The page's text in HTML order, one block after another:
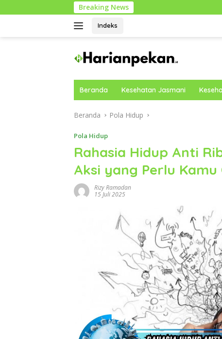
ke
Breaking News Alasan
Indeks
Beranda Kesehatan Jasmani
Beranda Pola Hidup
Pola Hidup
Rahasia Hidup Anti
Aksi yang Perlu Kamu
Rizy Ramadan
15 Juli 2025